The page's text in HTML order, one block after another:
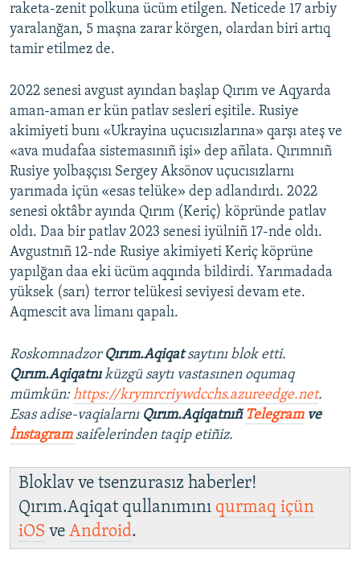
raketa-zenit polkuna ücüm etilgen. Neticede 17 arbiy
yaralanğan, 5 maşna zarar körgen, olardan biri artıq
tamir etilmez de.
2022 senesi avgust ayından başlap Qırım ve Aqyarda
aman-aman er kün patlav sesleri eşitile. Rusiye
akimiyeti bunı «Ukrayina uçucısızlarına» qarşı ateş ve
«ava mudafaa sistemasınıñ işi» dep añlata. Qırımnıñ
Rusiye yolbaşçısı Sergey Aksönov uçucısızlarnı
yarımada içün «esas telüke» dep adlandırdı. 2022
senesi oktâbr ayında Qırım (Keriç) köpründe patlav
oldı. Daa bir patlav 2023 senesi iyülniñ 17-nde oldı.
Avgustnıñ 12-nde Rusiye akimiyeti Keriç köprüne
yapılğan daa eki ücüm aqqında bildirdi. Yarımadada
yüksek (sarı) terror telükesi seviyesi devam ete.
Aqmescit ava limanı qapalı.
Roskomnadzor Qırım.Aqiqatsaytını blok etti.
Qırım.Aqiqatnıküzgü saytı vastasınen oqumaq
mümkün:https://krymrcriywdcchs.azureedge.net.
Esas adise-vaqialarnı Qırım.AqiqatnıñTelegramve
İnstagram saifelerinden taqip etiñiz.
Bloklav ve tsenzurasız haberler!
Qırım.Aqiqat qullanımını qurmaq içün
iOS ve Android.